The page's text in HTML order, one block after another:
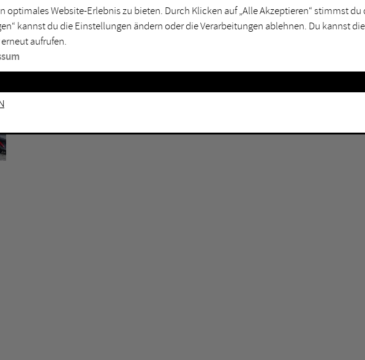
Mülheim an der Ruhr
Oberhausen
Unna
Witten
optimales Website-Erlebnis zu bieten. Durch Klicken auf „Alle Akzeptieren“ stimmst du
kannst du die Einstellungen ändern oder die Verarbeitungen ablehnen. Du kannst
aufrufen.